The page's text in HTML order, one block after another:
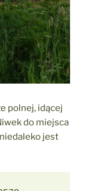
polnej, idącej
do miejsca
jest